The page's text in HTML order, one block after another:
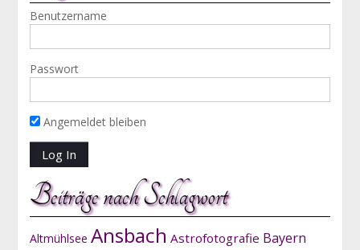
Benutzername
Passwort
Angemeldet bleiben
Beiträge nach Schlagwort
Altmühlsee Ansbach Astrofotografie Bayern